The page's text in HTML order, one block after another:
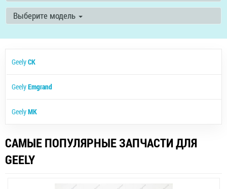
Выберите модель
GeelyCK
GeelyEmgrand
GeelyMK
САМЫЕ ПОПУЛЯРНЫЕ ЗАПЧАСТИ ДЛЯ
GEELY